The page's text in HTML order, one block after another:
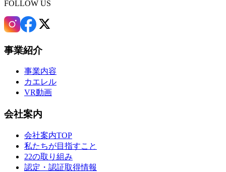
FOLLOW US
事業紹介
事業内容
カエレル
VR動画
会社案内
会社案内TOP
私たちが目指すこと
22の取り組み
認定・認証取得情報